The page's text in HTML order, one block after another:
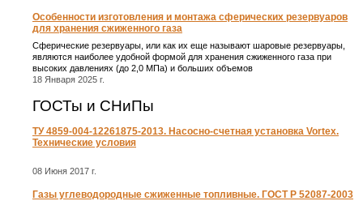
Особенности изготовления и монтажа сферических резервуаров
для хранения сжиженного газа
Сферические резервуары, или как их еще называют шаровые резервуары,
являются наиболее удобной формой для хранения сжиженного газа при
высоких давлениях (до 2,0 МПа) и больших объемов
18 Января 2025 г.
ГОСТы и СНиПы
ТУ 4859-004-12261875-2013. Насосно-счетная установка Vortex.
Технические условия
08 Июня 2017 г.
Газы углеводородные сжиженные топливные. ГОСТ Р 52087-2003